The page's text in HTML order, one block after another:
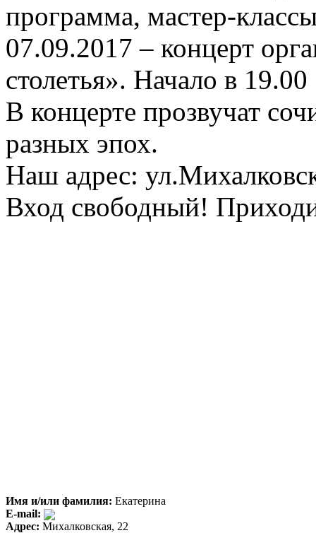
программа, мастер-
07.09.2017 – концерт
столетья». Начало в 19.00
В концерте прозвучат
разных эпох.
Наш адрес:
Вход свободный!
Имя и/или фамилия: Екатерина
E-mail:
Адрес: Михалковская, 22